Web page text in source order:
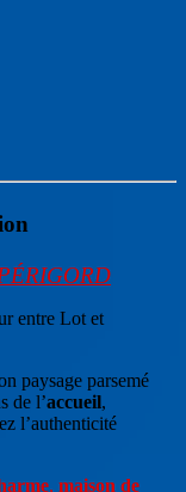
entre Lot et
paysage parsemé
de l’accueil,
l’authenticité
, maison de